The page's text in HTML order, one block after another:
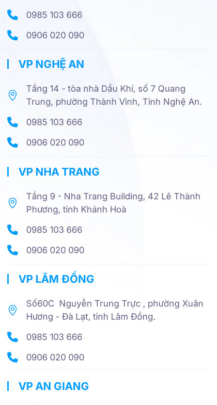
0985 103 666
0906 020 090
VP NGHỆ AN
Tầng 14 - tòa nhà Dầu Khí, số 7 Quang
Trung, phường Thành Vinh, Tỉnh Nghệ An.
0985 103 666
0906 020 090
VP NHA TRANG
Tầng 9 - Nha Trang Building, 42 Lê Thành
Phương, tỉnh Khánh Hoà
0985 103 666
0906 020 090
VP LÂM ĐỒNG
Số60C Nguyễn Trung Trực , phường Xuân
Hương - Đà Lạt, tỉnh Lâm Đồng.
0985 103 666
0906 020 090
VP AN GIANG